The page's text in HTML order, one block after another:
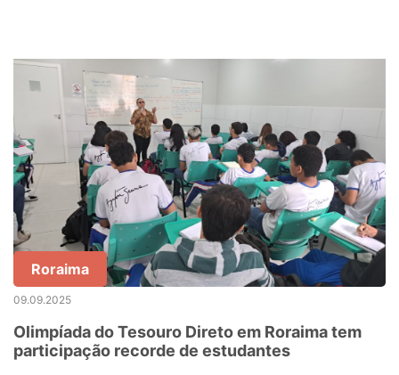
Roraima
09.09.2025
Olimpíada do Tesouro Direto em Roraima tem
participação recorde de estudantes